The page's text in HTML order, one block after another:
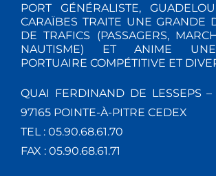
PORT GÉNÉRALISTE,
CARAÏBES TRAITE UNE GRANDE
DE TRAFICS (PASSAGERS,
NAUTISME) ET ANIME
PORTUAIRE COMPÉTITIVE ET
QUAI FERDINAND DE LESSEPS
97165 POINTE-À-PITRE CEDEX
TEL : 05.90.68.61.70
FAX : 05.90.68.61.71